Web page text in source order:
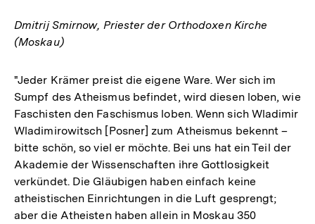
Dmitrij Smirnow, Priester der Orthodoxen Kirche
(Moskau)
"Jeder Krämer preist die eigene Ware. Wer sich im
Sumpf des Atheismus befindet, wird diesen loben, wie
Faschisten den Faschismus loben. Wenn sich Wladimir
Wladimirowitsch [Posner] zum Atheismus bekennt –
bitte schön, so viel er möchte. Bei uns hat ein Teil der
Akademie der Wissenschaften ihre Gottlosigkeit
verkündet. Die Gläubigen haben einfach keine
atheistischen Einrichtungen in die Luft gesprengt;
aber die Atheisten haben allein in Moskau 350